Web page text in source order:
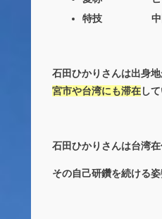
特技 中国語
石田ひかりさんは出身
宮市や台湾にも滞在し
石田ひかりさんは台湾
その自己研鑽を続ける